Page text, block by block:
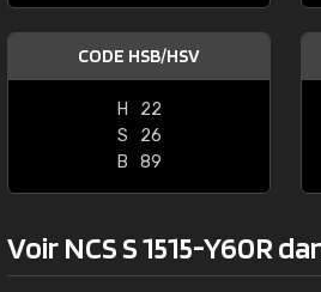
CODE HSB/HSV
H
22
S
26
B
89
Voir NCS S 1515-Y60R